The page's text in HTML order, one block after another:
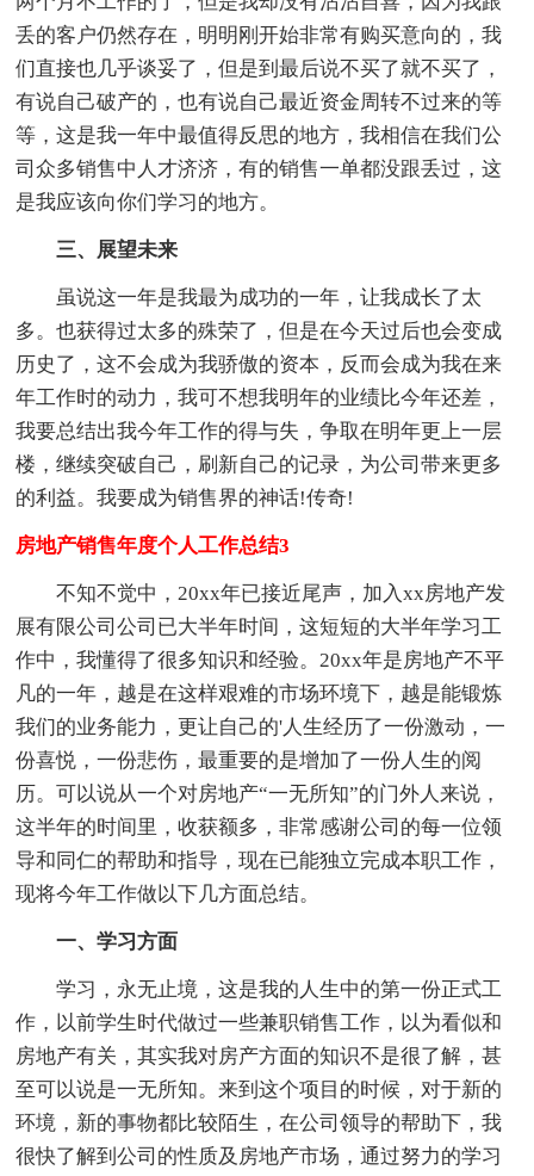
丢的客户仍然存在，明明刚开始非常有购买意向的，我
们直接也几乎谈妥了，但是到最后说不买了就不买了，
有说自己破产的，也有说自己最近资金周转不过来的等
等，这是我一年中最值得反思的地方，我相信在我们公
司众多销售中人才济济，有的销售一单都没跟丢过，这
是我应该向你们学习的地方。
三、展望未来
虽说这一年是我最为成功的一年，让我成长了太
多。也获得过太多的殊荣了，但是在今天过后也会变成
历史了，这不会成为我骄傲的资本，反而会成为我在来
年工作时的动力，我可不想我明年的业绩比今年还差，
我要总结出我今年工作的得与失，争取在明年更上一层
楼，继续突破自己，刷新自己的记录，为公司带来更多
的利益。我要成为销售界的神话!传奇!
房地产销售年度个人工作总结3
不知不觉中，20xx年已接近尾声，加入xx房地产发
展有限公司公司已大半年时间，这短短的大半年学习工
作中，我懂得了很多知识和经验。20xx年是房地产不平
凡的一年，越是在这样艰难的市场环境下，越是能锻炼
我们的业务能力，更让自己的'人生经历了一份激动，一
份喜悦，一份悲伤，最重要的是增加了一份人生的阅
历。可以说从一个对房地产“一无所知”的门外人来说，
这半年的时间里，收获额多，非常感谢公司的每一位领
导和同仁的帮助和指导，现在已能独立完成本职工作，
现将今年工作做以下几方面总结。
一、学习方面
学习，永无止境，这是我的人生中的第一份正式工
作，以前学生时代做过一些兼职销售工作，以为看似和
房地产有关，其实我对房产方面的知识不是很了解，甚
至可以说是一无所知。来到这个项目的时候，对于新的
环境，新的事物都比较陌生，在公司领导的帮助下，我
很快了解到公司的性质及房地产市场，通过努力的学习